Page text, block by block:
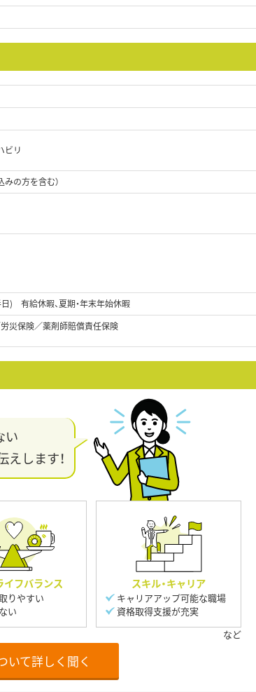
ビリ
の方を含む）
) 有給休暇、夏期・年末年始休暇
災保険／薬剤師賠償責任保険
い
えします！
イフバランス
りやすい
い
スキル・キャリア
キャリアアップ可能な職場
資格取得支援が充実
いて詳しく聞く